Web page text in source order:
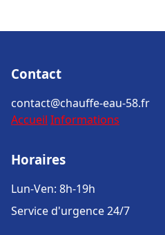
Contact
contact@chauffe-eau-58.fr
Accueil Informations
Horaires
Lun-Ven: 8h-19h
Service d'urgence 24/7